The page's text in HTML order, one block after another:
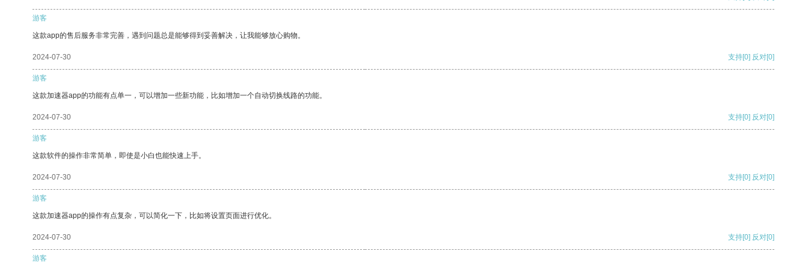
游客
这款app的售后服务非常完善，遇到问题总是能够得到妥善解决，让我能够放心购物。
2024-07-30 支持[0] 反对[0]
游客
这款加速器app的功能有点单一，可以增加一些新功能，比如增加一个自动切换线路的功能。
2024-07-30 支持[0] 反对[0]
游客
这款软件的操作非常简单，即使是小白也能快速上手。
2024-07-30 支持[0] 反对[0]
游客
这款加速器app的操作有点复杂，可以简化一下，比如将设置页面进行优化。
2024-07-30 支持[0] 反对[0]
游客